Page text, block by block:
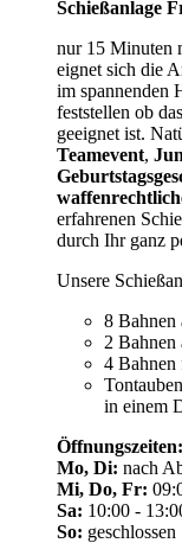
Schießanlage
nur 15 Minuten
eignet sich die
im spannenden
feststellen ob
geeignet ist.
Teamevent,
erfahrenen
durch Ihr ganz
Unsere
8 Bahnen
2 Bahnen
4
in einem
Öffnungszeiten:
Mo, Di: nach
Mi, Do, Fr:
Sa: 10:00 -
So: geschlossen